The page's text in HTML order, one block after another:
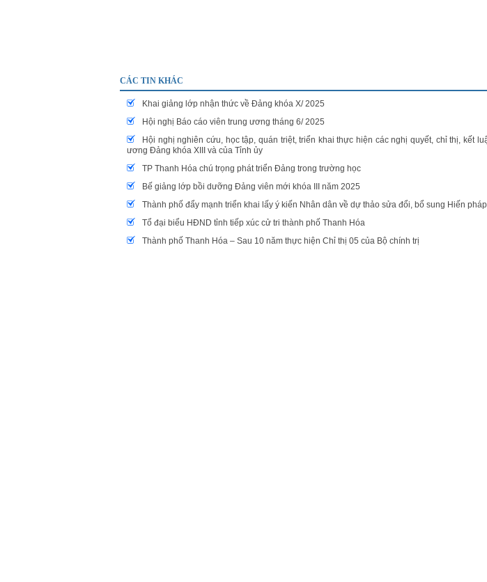
CÁC TIN KHÁC
Khai giảng lớp nhận thức về Đảng khóa X/ 2025
Hội nghị Báo cáo viên trung ương tháng 6/ 2025
Hội nghị nghiên cứu, học tập, quán triệt, triển khai thực hiện các nghị quyết, chỉ thị, kết
ương Đảng khóa XIII và của Tỉnh ủy
TP Thanh Hóa chú trọng phát triển Đảng trong trường học
Bế giảng lớp bồi dưỡng Đảng viên mới khóa III năm 2025
Thành phố đẩy mạnh triển khai lấy ý kiến Nhân dân về dự thảo sửa đổi, bổ sung Hiến
Tổ đại biểu HĐND tỉnh tiếp xúc cử tri thành phố Thanh Hóa
Thành phố Thanh Hóa – Sau 10 năm thực hiện Chỉ thị 05 của Bộ chính trị